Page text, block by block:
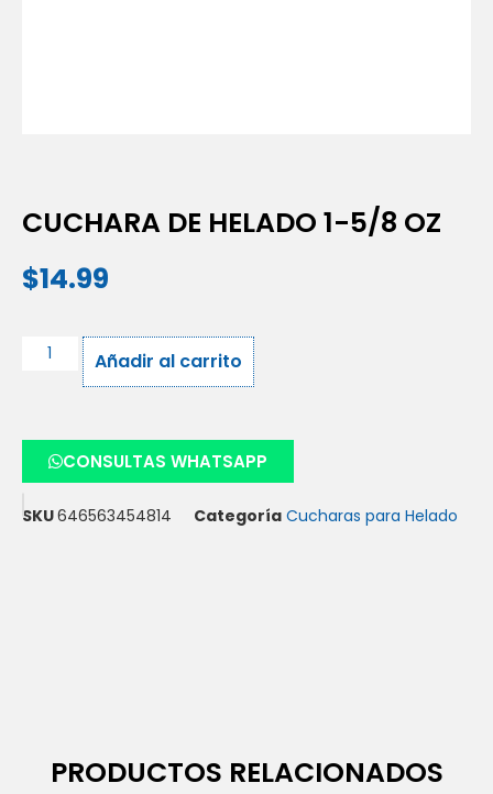
CUCHARA DE HELADO 1-5/8 OZ
$14.99
Añadir al carrito
CONSULTAS WHATSAPP
SKU646563454814 Categoría Cucharas para Helado
PRODUCTOS RELACIONADOS